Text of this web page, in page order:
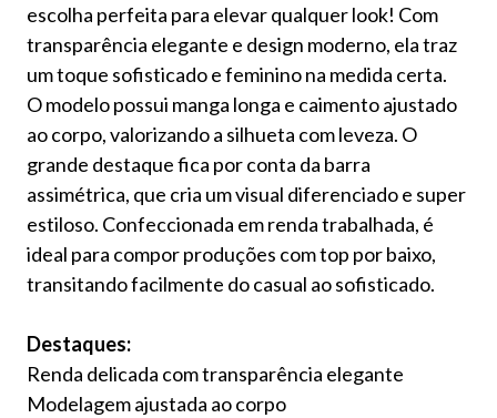
escolha perfeita para elevar qualquer look! Com
transparência elegante e design moderno, ela traz
um toque sofisticado e feminino na medida certa.
O modelo possui manga longa e caimento ajustado
ao corpo, valorizando a silhueta com leveza. O
grande destaque fica por conta da barra
assimétrica, que cria um visual diferenciado e super
estiloso. Confeccionada em renda trabalhada, é
ideal para compor produções com top por baixo,
transitando facilmente do casual ao sofisticado.
Destaques:
Renda delicada com transparência elegante
Modelagem ajustada ao corpo